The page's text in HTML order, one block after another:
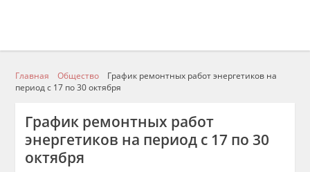
Главная Общество
График ремонтных работ энергетиков на
период с 17 по 30 октября
График ремонтных работ
энергетиков на период с 17 по 30
октября